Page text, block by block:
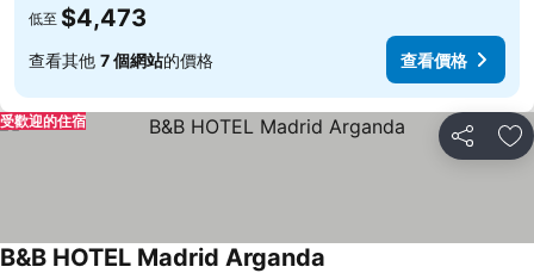
低至 $4,473
查看其他 7 個網站的價格 查看價格
分享 加
受歡迎的住宿
B&B HOTEL Madrid Arganda